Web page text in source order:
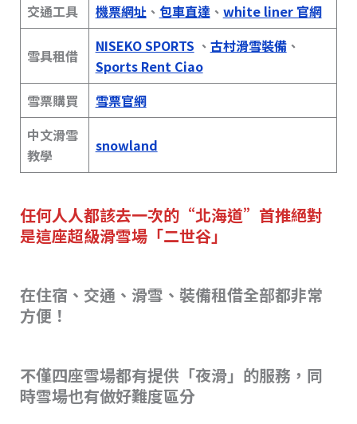
交通工具
機票網址 、 包車直達 、 white liner 官網
雪具租借
NISEKO SPORTS 、 古村滑雪裝備、
Sports Rent Ciao
雪票購買
雪票官網
中文滑雪
教學
snowland
任何人人都該去一次的“北海道”首推絕對
是這座超級滑雪場「二世谷」
在住宿、交通、滑雪、裝備租借全部都非常
方便！
不僅四座雪場都有提供「夜滑」的服務，同
時雪場也有做好難度區分